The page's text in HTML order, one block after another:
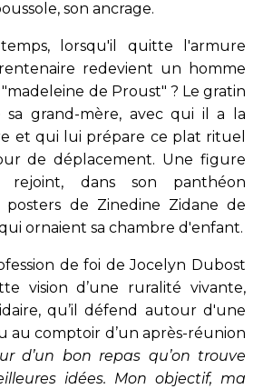
son ancrage.
lorsqu'il quitte l'armure
redevient un homme
de Proust" ? Le gratin
sa grand-mère, avec qui il a la
et qui lui prépare ce plat rituel
de déplacement. Une figure
dans son panthéon
posters de Zinedine Zidane de
ornaient sa chambre d'enfant.
de foi de Jocelyn Dubost
vision d’une ruralité vivante,
qu’il défend autour d'une
au comptoir d’un après-réunion
d’un bon repas qu’on trouve
idées. Mon objectif, ma